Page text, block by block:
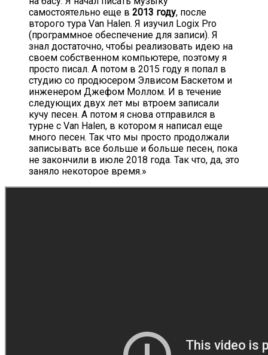
самостоятельно еще в 2013 году, после
второго тура Van Halen. Я изучил Logix Pro
(программное обеспечение для записи). Я
знал достаточно, чтобы реализовать идею на
своем собственном компьютере, поэтому я
просто писал. А потом в 2015 году я попал в
студию со продюсером Элвисом Баскетом и
инженером Джефом Моллом. И в течение
следующих двух лет мы втроем записали
кучу песен. А потом я снова отправился в
турне с Van Halen, в котором я написал еще
много песен. Так что мы просто продолжали
записывать все больше и больше песен, пока
не закончили в июле 2018 года. Так что, да, это
заняло некоторое время.»